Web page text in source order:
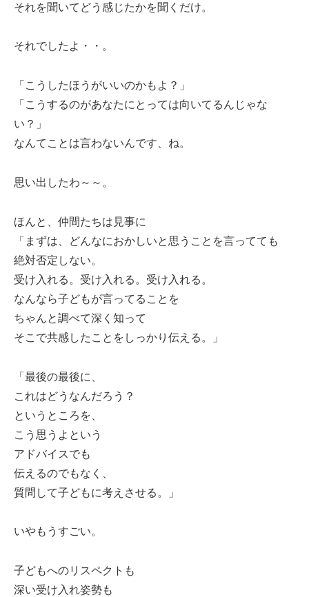
それを聞いてどう感じたかを聞くだけ。
それでしたよ・・。
「こうしたほうがいいのかもよ？」
「こうするのがあなたにとっては向いてるんじゃな
い？」
なんてことは言わないんです、ね。
思い出したわ～～。
ほんと、仲間たちは見事に
「まずは、どんなにおかしいと思うことを言ってても
絶対否定しない。
受け入れる。受け入れる。受け入れる。
なんなら子どもが言ってることを
ちゃんと調べて深く知って
そこで共感したことをしっかり伝える。」
「最後の最後に、
これはどうなんだろう？
というところを、
こう思うよという
アドバイスでも
伝えるのでもなく、
質問して子どもに考えさせる。」
いやもうすごい。
子どもへのリスペクトも
深い受け入れ姿勢も